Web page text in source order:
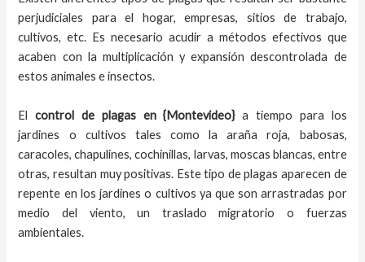
perjudiciales para el hogar, empresas, sitios de trabajo,
cultivos, etc. Es necesario acudir a métodos efectivos que
acaben con la multiplicación y expansión descontrolada de
estos animales e insectos.
Elcontrol de plagasen {Montevideo}a tiempo para los
jardines o cultivos tales como la araña roja, babosas,
caracoles, chapulines, cochinillas, larvas, moscas blancas, entre
otras, resultan muy positivas. Este tipo de plagas aparecen de
repente en los jardines o cultivos ya que son arrastradas por
medio del viento, un traslado migratorio o fuerzas
ambientales.